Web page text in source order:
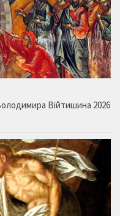
Війтишина 2026